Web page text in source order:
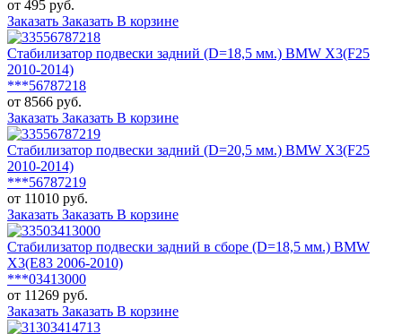
от 495 руб.
Заказать Заказать В корзине
Стабилизатор подвески задний (D=18,5 мм.) BMW X3(F25
2010-2014)
***56787218
от 8566 руб.
Заказать Заказать В корзине
Стабилизатор подвески задний (D=20,5 мм.) BMW X3(F25
2010-2014)
***56787219
от 11010 руб.
Заказать Заказать В корзине
Стабилизатор подвески задний в сборе (D=18,5 мм.) BMW
X3(E83 2006-2010)
***03413000
от 11269 руб.
Заказать Заказать В корзине